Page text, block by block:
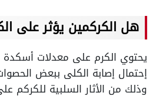
هل الكركمين يؤثر على
يحتوي الكرم على معدلات أسكدة
إحتمال إصابة الكلى ببعض
وذلك من الأثار السلبية للكركم